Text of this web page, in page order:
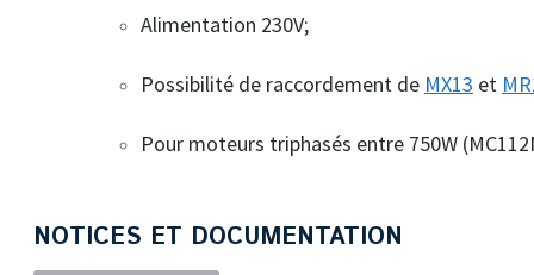
Alimentation 230V;
Possibilité de raccordement de MX13 et
Pour moteurs triphasés entre 750W
NOTICES ET DOCUMENTATION